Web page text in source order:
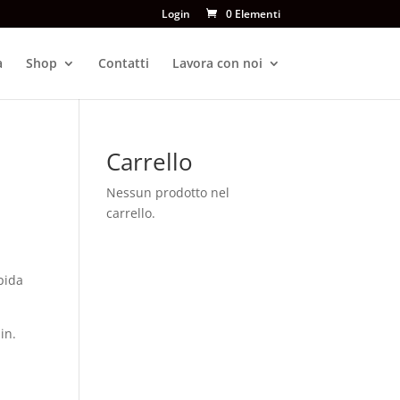
Login 0 Elementi
Shop Contatti Lavora con noi
Carrello
Nessun prodotto nel
carrello.